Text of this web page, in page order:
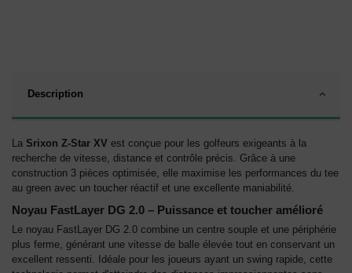
Description
La Srixon Z-Star XV est conçue pour les golfeurs exigeants à la
recherche de vitesse, distance et contrôle précis. Grâce à une
construction 3 pièces optimisée, elle maximise les performances du tee
au green avec un toucher réactif et une excellente maniabilité.
Noyau FastLayer DG 2.0 – Puissance et toucher amélioré
Le noyau FastLayer DG 2.0 combine un centre souple et une périphérie
plus ferme, générant une vitesse de balle élevée tout en conservant un
excellent ressenti. Idéale pour les joueurs ayant un swing rapide, cette